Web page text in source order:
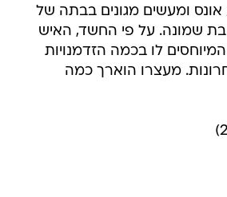
אונס ומעשים מגונים בבתה של
בת שמונה. על פי החשד, האיש
לו בכמה הזדמנויות
מעצרו הוארך כמה